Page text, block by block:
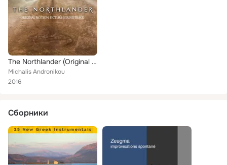
The Northlander (Original Motion Picture Soundtrack)
Michalis Andronikou
2016
Сборники